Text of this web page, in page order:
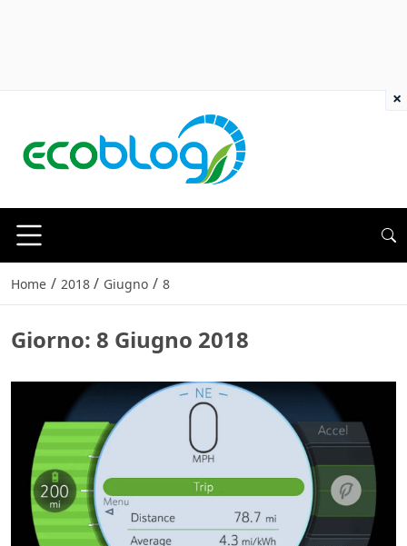
Home / 2018 / Giugno / 8
Giorno: 8 Giugno 2018
×